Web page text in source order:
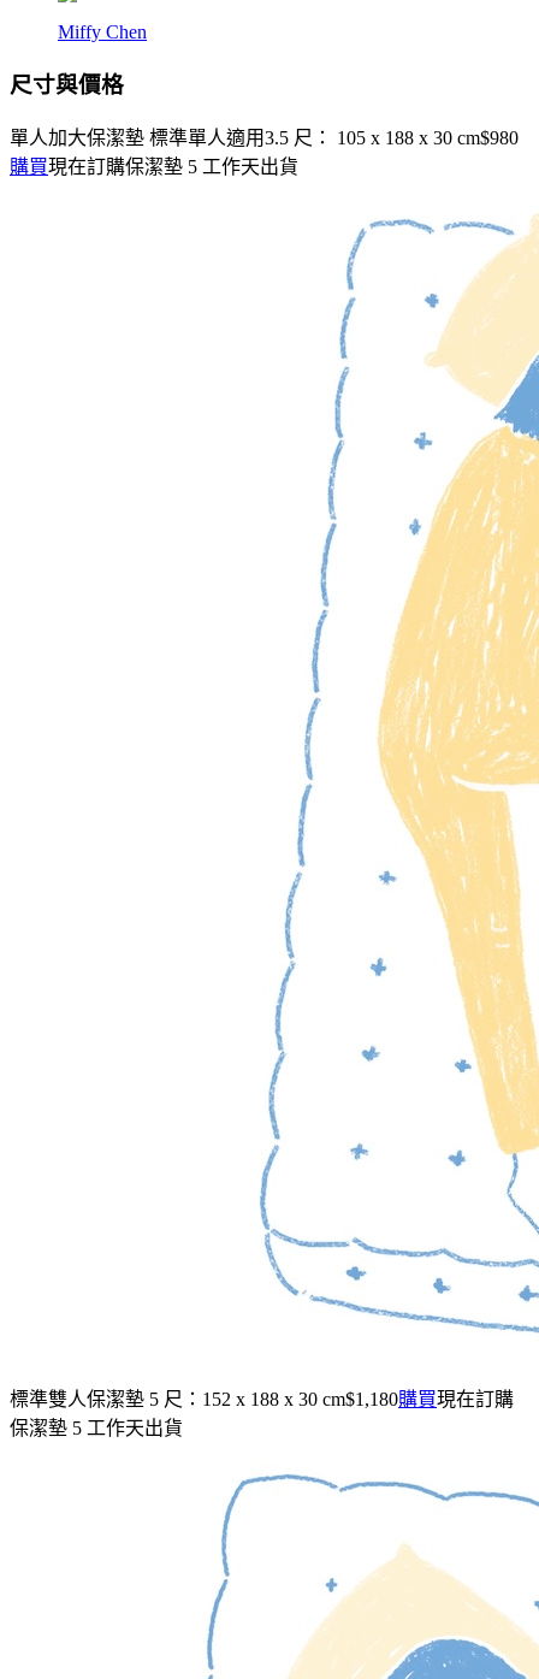
Miffy Chen
尺寸與價格
單人加大保潔墊 標準單人適用3.5 尺： 105 x 188 x 30 cm$980
購買現在訂購保潔墊 5 工作天出貨
標準雙人保潔墊 5 尺：152 x 188 x 30 cm$1,180購買現在訂購
保潔墊 5 工作天出貨